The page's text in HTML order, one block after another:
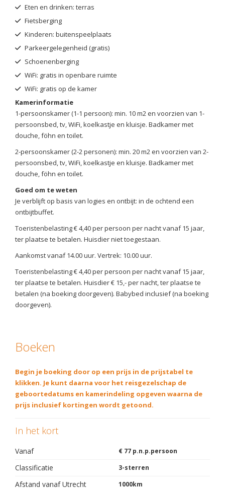
Eten en drinken: terras
Fietsberging
Kinderen: buitenspeelplaats
Parkeergelegenheid (gratis)
Schoenenberging
WiFi: gratis in openbare ruimte
WiFi: gratis op de kamer
Kamerinformatie
1-persoonskamer (1-1 persoon): min. 10 m2 en voorzien van 1-
persoonsbed, tv, WiFi, koelkastje en kluisje. Badkamer met
douche, föhn en toilet.
2-persoonskamer (2-2 personen): min. 20 m2 en voorzien van 2-
persoonsbed, tv, WiFi, koelkastje en kluisje. Badkamer met
douche, föhn en toilet.
Goed om te weten
Je verblijft op basis van logies en ontbijt: in de ochtend een
ontbijtbuffet.
Toeristenbelasting € 4,40 per persoon per nacht vanaf 15 jaar,
ter plaatse te betalen. Huisdier niet toegestaan.
Aankomst vanaf 14.00 uur. Vertrek: 10.00 uur.
Toeristenbelasting € 4,40 per persoon per nacht vanaf 15 jaar,
ter plaatse te betalen. Huisdier € 15,- per nacht, ter plaatse te
betalen (na boeking doorgeven). Babybed inclusief (na boeking
doorgeven).
Boeken
Begin je boeking door op een prijs in de prijstabel te
klikken. Je kunt daarna voor het reisgezelschap de
geboortedatums en kamerindeling opgeven waarna de
prijs inclusief kortingen wordt getoond.
In het kort
Vanaf € 77 p.n.p.persoon
Classificatie 3-sterren
Afstand vanaf Utrecht 1000km